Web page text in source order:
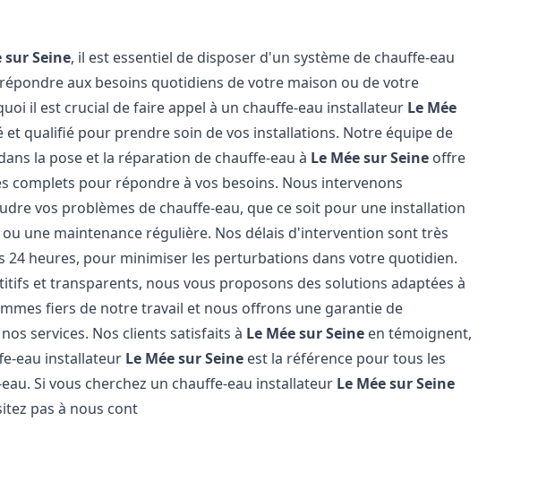
sur Seine, il est essentiel de disposer d'un système de chauffe-eau
aux besoins quotidiens de votre maison ou de votre
il est crucial de faire appel à un chauffe-eau installateur Le Mée
et qualifié pour prendre soin de vos installations. Notre équipe de
la pose et la réparation de chauffe-eau à Le Mée sur Seine offre
complets pour répondre à vos besoins. Nous intervenons
vos problèmes de chauffe-eau, que ce soit pour une installation
une maintenance régulière. Nos délais d'intervention sont très
24 heures, pour minimiser les perturbations dans votre quotidien.
et transparents, nous vous proposons des solutions adaptées à
fiers de notre travail et nous offrons une garantie de
services. Nos clients satisfaits à Le Mée sur Seine en témoignent,
eau installateur Le Mée sur Seine est la référence pour tous les
Si vous cherchez un chauffe-eau installateur Le Mée sur Seine
pas à nous cont